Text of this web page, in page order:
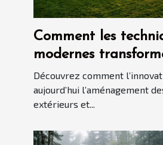
Comment les
modernes
paysagisme ?
Découvrez comment
aujourd’hui l’aménagement
extérieurs et...